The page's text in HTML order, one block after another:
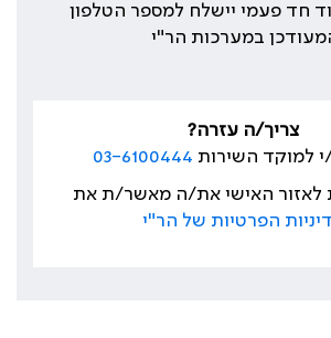
חד פעמי יישלח למספר הטלפון
במערכות הר"י
צריך/ה עזרה?
למוקד השירות 03-6100444
לאזור האישי את/ה מאשר/ת את
הפרטיות של הר"י